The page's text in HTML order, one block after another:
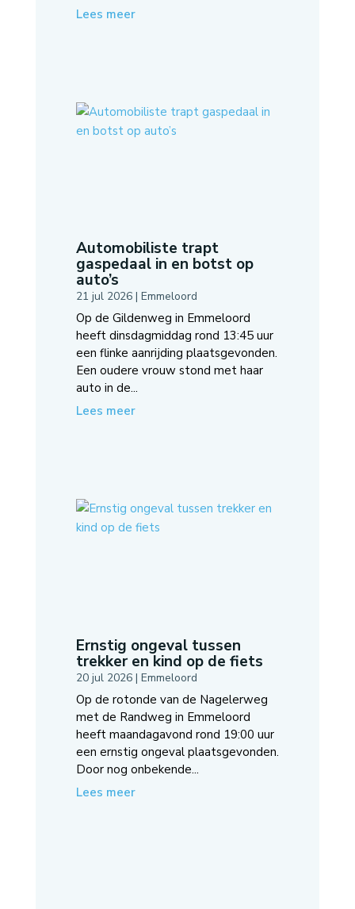
Lees meer
Automobiliste trapt
gaspedaal in en botst op
auto’s
21 jul 2026| Emmeloord
Op de Gildenweg in Emmeloord
heeft dinsdagmiddag rond 13:45 uur
een flinke aanrijding plaatsgevonden.
Een oudere vrouw stond met haar
auto in de...
Lees meer
Ernstig ongeval tussen
trekker en kind op de fiets
20 jul 2026| Emmeloord
Op de rotonde van de Nagelerweg
met de Randweg in Emmeloord
heeft maandagavond rond 19:00 uur
een ernstig ongeval plaatsgevonden.
Door nog onbekende...
Lees meer